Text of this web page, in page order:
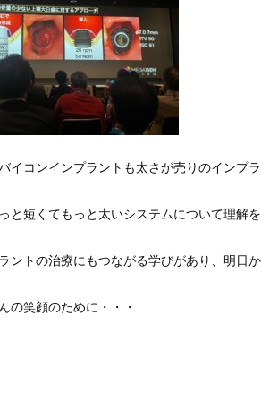
イコンインプラントも太さが売りのインプラ
と短くてもっと太いシステムについて理解を
ントの治療にもつながる学びがあり、明日
の笑顔のために・・・